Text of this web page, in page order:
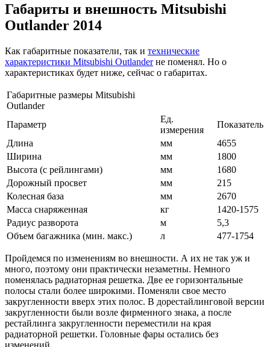
Габариты и внешность Mitsubishi
Outlander 2014
Как габаритные показатели, так и технические
характеристики Mitsubishi Outlanderне поменял. Но о
характеристиках будет ниже, сейчас о габаритах.
Габаритные размеры Mitsubishi
Outlander
Параметр
Ед.
измерения
Показатель
Длина
мм
4655
Ширина
мм
1800
Высота (с рейлингами)
мм
1680
Дорожный просвет
мм
215
Колесная база
мм
2670
Масса снаряженная
кг
1420-1575
Радиус разворота
м
5,3
Объем багажника (мин. макс.)
л 477-1754
Пройдемся по изменениям во внешности. А их не так уж и
много, поэтому они практически незаметны. Немного
поменялась радиаторная решетка. Две ее горизонтальные
полосы стали более широкими. Поменяли свое место
закругленности вверх этих полос. В дорестайлинговой версии
закругленности были возле фирменного знака, а после
рестайлинга закругленности переместили на края
радиаторной решетки. Головные фары остались без
изменений.